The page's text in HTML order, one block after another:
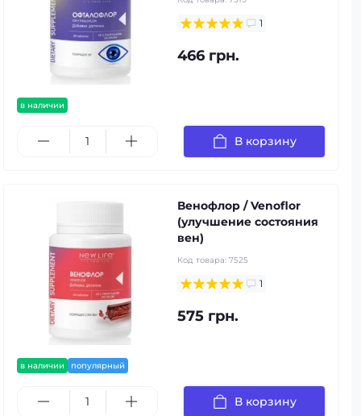
в наличии
1
466 грн.
В корзину
в наличии популярный
Венофлор / Venoflor
(улучшение состояния
вен)
Код товара: 7525
1
575 грн.
В корзину